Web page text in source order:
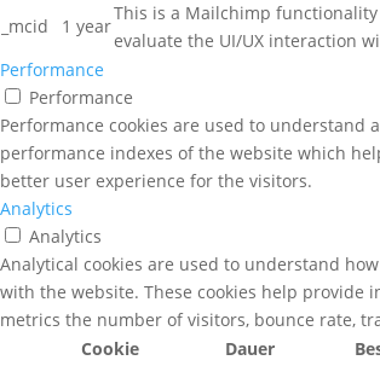
_mcid
1 year
This is a Mailchimp
evaluate the UI/UX interaction
Performance
Performance
Performance cookies are used to understand
performance indexes of the website which
better user experience for the visitors.
Analytics
Analytics
Analytical cookies are used to understand
with the website. These cookies help provide
metrics the number of visitors, bounce rate,
Cookie
Dauer